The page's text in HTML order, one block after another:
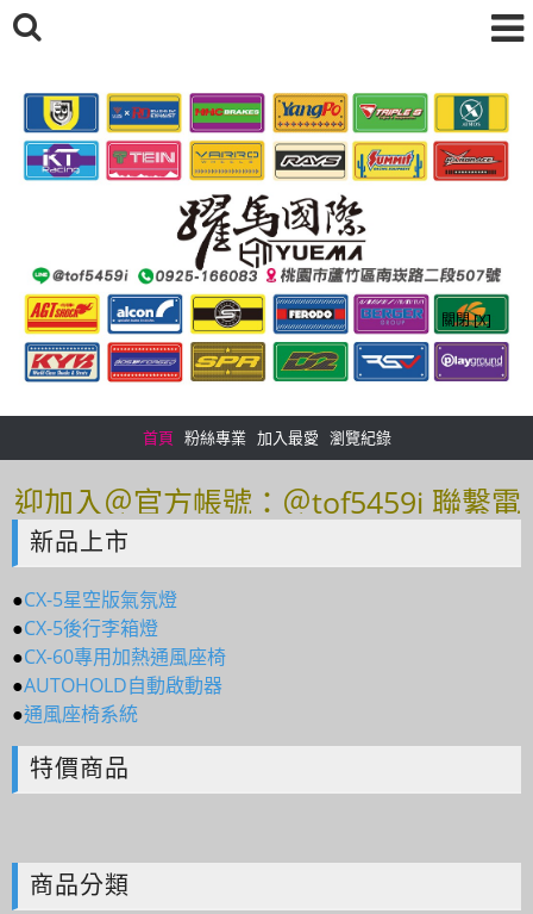
首頁 粉絲專業 加入最愛 瀏覽紀錄
歡迎來到躍馬國際，有任何想了解的歡
迎加入＠官方帳號：＠tof5459i 聯繫電
話0925166083
歡迎來到躍馬國際，有任何想了解的歡
迎加入＠官方帳號：＠tof5459i 聯繫電
新品上市
●CX-5星空版氣氛燈
●CX-5後行李箱燈
●CX-60專用加熱通風座椅
●AUTOHOLD自動啟動器
●通風座椅系統
特價商品
商品分類
關閉 [X]